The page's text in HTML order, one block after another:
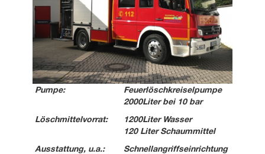
Pumpe:
Feuerlöschkreiselpumpe
2000Liter bei 10 bar
Löschmittelvorrat:
1200Liter Wasser
120 Liter Schaummittel
Ausstattung, u.a.:
Schnellangriffseinrichtung